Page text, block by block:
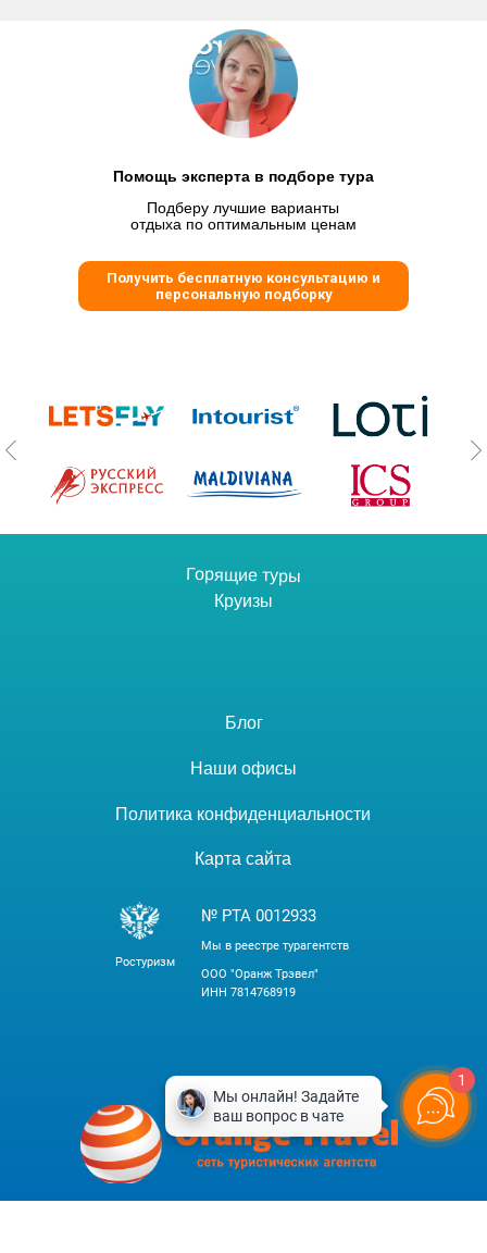
Помощь эксперта в подборе тура
Подберу лучшие варианты
отдыха по оптимальным ценам
Получить бесплатную консультацию и
персональную подборку
Блог
Наши офисы
Политика конфиденциальности
Карта сайта
ООО "Оранж Трэвел"
ИНН 7814768919
Горящие туры
Круизы
Мы в реестре турагентств
Ростуризм
№ РТА 0012933
1